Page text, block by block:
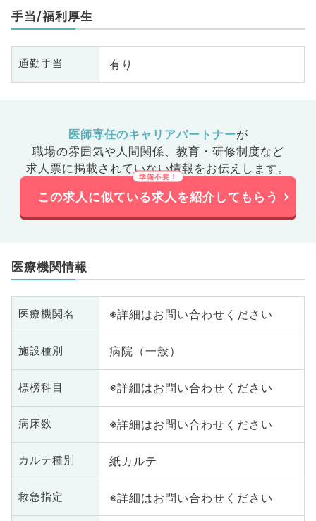
手当/福利厚生
通勤手当 有り
医師専任のキャリアパートナーが
職場の雰囲気や人間関係、 教育・研修制度など
求人票に掲載されていない情報をお伝えします。
この求人に似ている求人を紹介してもらう
医療機関情報
医療機関名 ※詳細はお問い合わせください
施設種別 病院（一般）
標榜科目 ※詳細はお問い合わせください
病床数 ※詳細はお問い合わせください
カルテ種別 紙カルテ
救急指定 ※詳細はお問い合わせください